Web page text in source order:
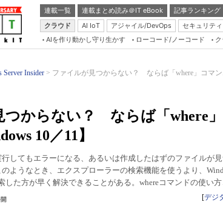
連載一覧 連載まとめ読み＠IT eBook 記事ランキング
クラウド
AI IoT アジャイル/DevOps セキュリティ
AIを作り動かし守り生かす ローコード/ノーコード
Server Insider ファイルが見つからない？ ならば「where」コマン
つからない？ ならば「where
10／11】
してもエラーになる、あるいは作成したはずのファイルが
ようなとき、エクスプローラーの検索機能を使うより、
した方が早く解決できることがある。whereコマンドの使い方
[デジ